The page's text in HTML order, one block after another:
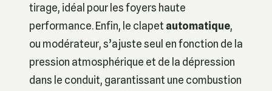
tirage, idéal pour les foyers haute
performance. Enfin, le clapet automatique,
ou modérateur, s’ajuste seul en fonction de la
pression atmosphérique et de la dépression
dans le conduit, garantissant une combustion